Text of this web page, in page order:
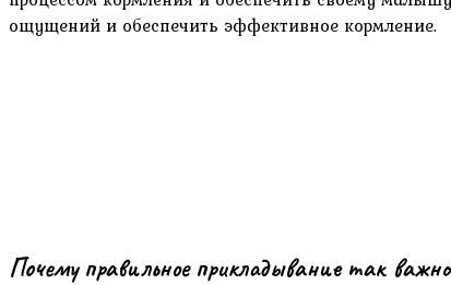
ощущений и обеспечить эффективное кормление.
Почему правильное прикладывание так